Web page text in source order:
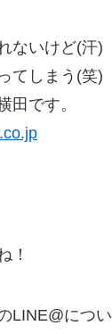
ないけど(汗)
てしまう(笑)
田です。
！
LINE@につ